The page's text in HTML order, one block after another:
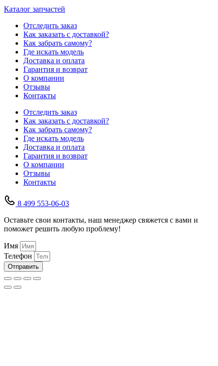
Каталог запчастей
Отследить заказ
Как заказать с доставкой?
Как забрать самому?
Где искать модель
Доставка и оплата
Гарантия и возврат
О компании
Отзывы
Контакты
Отследить заказ
Как заказать с доставкой?
Как забрать самому?
Где искать модель
Доставка и оплата
Гарантия и возврат
О компании
Отзывы
Контакты
8 499 553-06-03
Оставьте свои контакты, наш менеджер свяжется с вами и
поможет решить любую проблему!
Имя
Телефон
Отправить